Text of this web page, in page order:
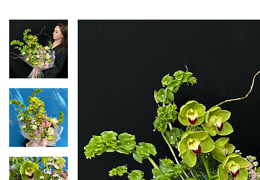
БУКЕТЫ
ЦВЕТЫ
ПОВОД
РОЗЫ
БУКЕТЫ НЕВЕСТЫ
ПОДАРКИ
КОМПОЗИЦИИ ЦВЕТОВ
СУХОЦВЕТЫ
ИНДИВИДУАЛЬНЫЙ ЗАКАЗ